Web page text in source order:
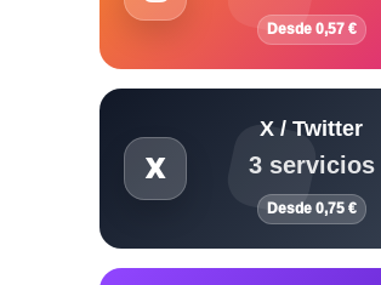
Desde 0,57 €
X / Twitter
3 servicios
Desde 0,75 €